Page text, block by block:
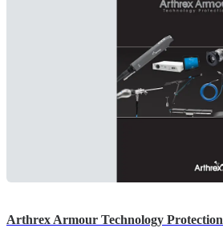
Arthrex Armour Technology Protection